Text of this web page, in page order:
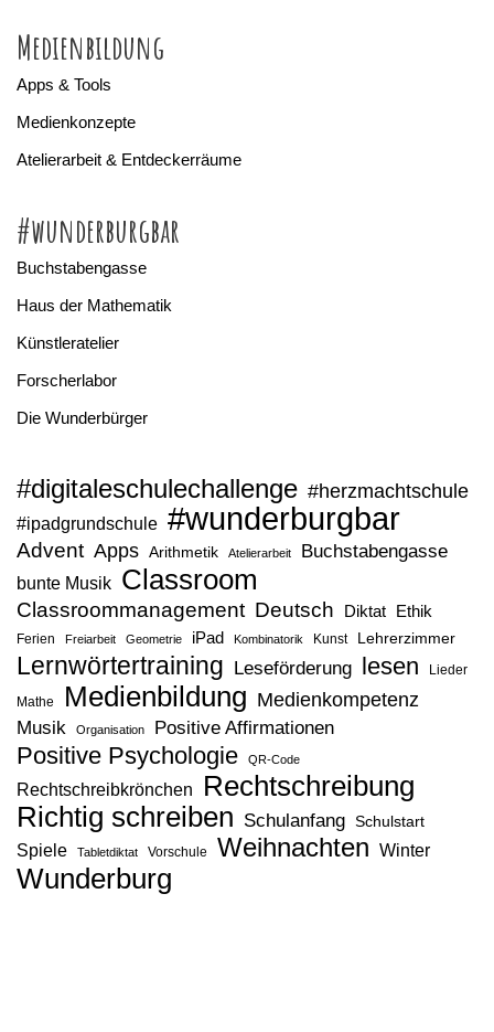
Medienbildung
Apps & Tools
Medienkonzepte
Atelierarbeit & Entdeckerräume
#wunderburgbar
Buchstabengasse
Haus der Mathematik
Künstleratelier
Forscherlabor
Die Wunderbürger
#digitaleschulechallenge #herzmachtschule
#ipadgrundschule #wunderburgbar
Advent Apps Arithmetik Atelierarbeit Buchstabengasse
bunte Musik Classroom
Classroommanagement Deutsch Diktat Ethik
Ferien Freiarbeit Geometrie iPad Kombinatorik Kunst Lehrerzimmer
Lernwörtertraining Leseförderung lesen Lieder
Mathe Medienbildung Medienkompetenz
Musik Organisation Positive Affirmationen
Positive Psychologie QR-Code
Rechtschreibkrönchen Rechtschreibung
Richtig schreiben Schulanfang Schulstart
Spiele Tabletdiktat Vorschule Weihnachten Winter
Wunderburg